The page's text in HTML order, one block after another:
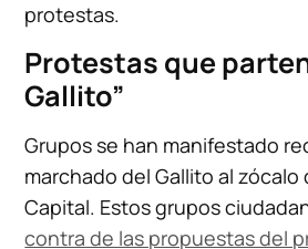
protestas.
Protestas que
Gallito”
Grupos se han manifestado
marchado del Gallito al zócalo
Capital. Estos grupos
contra de las propuestas del